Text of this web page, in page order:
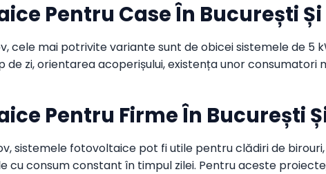
Pentru Case În București
cele mai potrivite variante sunt de obicei sistemele de 5
zi, orientarea acoperișului, existența unor consumatori
Pentru Firme În București
sistemele fotovoltaice pot fi utile pentru clădiri de
cu consum constant în timpul zilei. Pentru aceste